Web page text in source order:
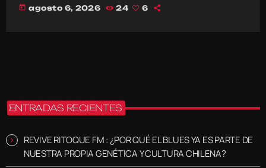
today agosto 6, 2026 24 6
ENTRADAS RECIENTES
REVIVE RITOQUE FM : ¿POR QUÉ EL BLUES YA ES PARTE DE
NUESTRA PROPIA GENÉTICA Y CULTURA CHILENA?